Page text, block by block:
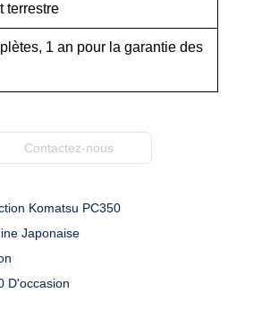
terrestre
1 an pour la garantie des
Contactez-nous
Komatsu PC350
Japonaise
D'occasion